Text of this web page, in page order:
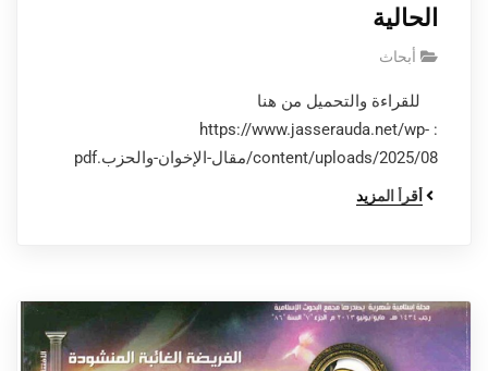
الحالية
أبحاث
للقراءة والتحميل من هنا
: https://www.jasserauda.net/wp-
content/uploads/2025/08/مقال-الإخوان-والحزب.pdf
أقرأ المزيد